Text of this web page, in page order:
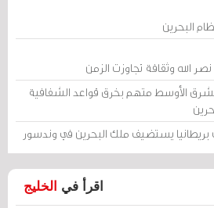
البحرين
الله وثقافة تجاوزت الزمن
الأوسط متهم بخرق قواعد الشفافية
بريطانيا يستضيف ملك البحرين في وندسور
اقرأ في الخليج